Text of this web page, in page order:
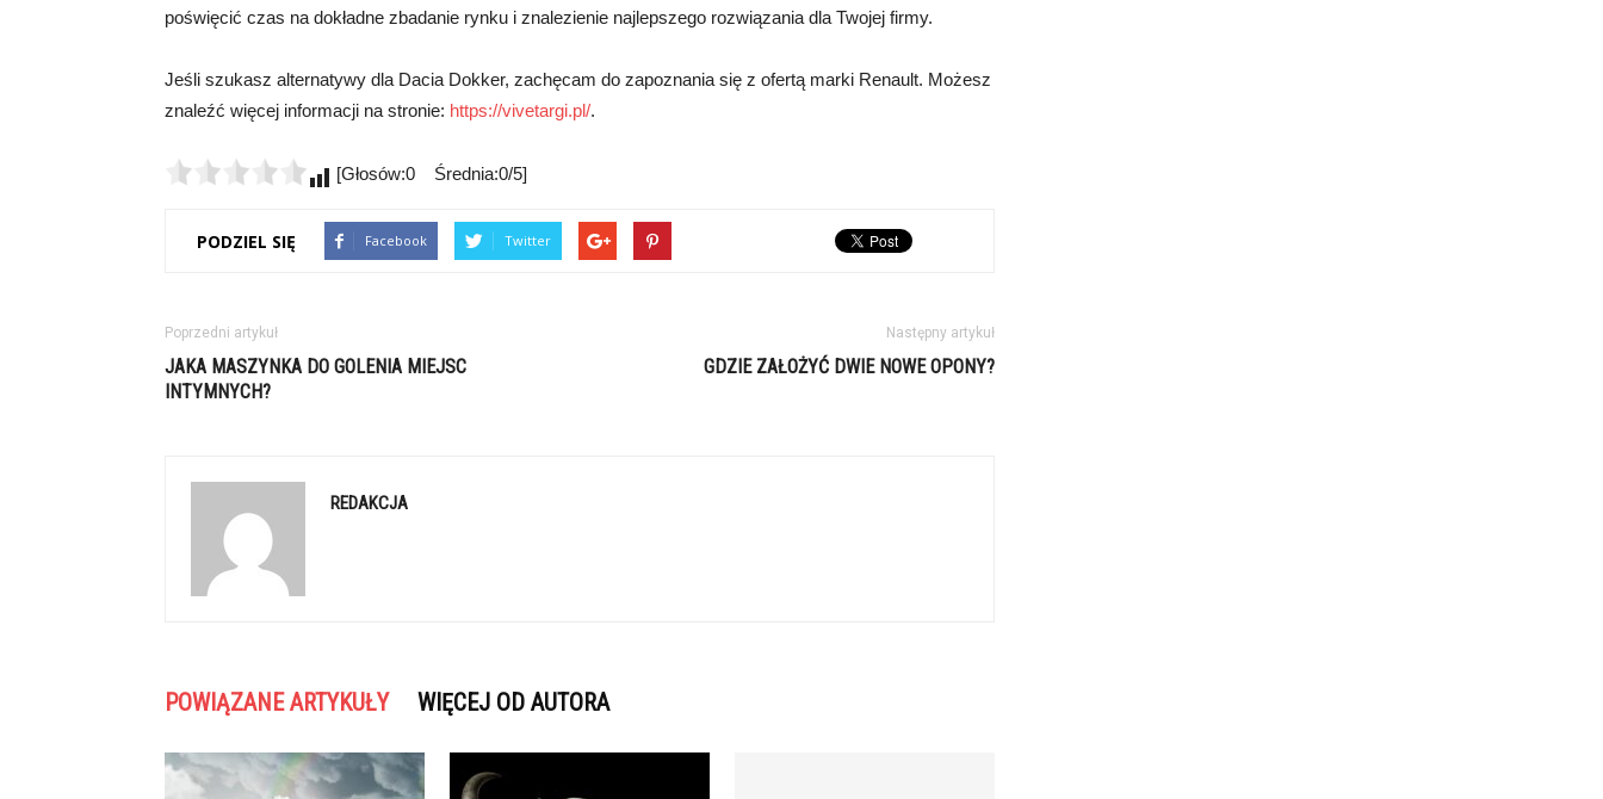
poświęcić czas na dokładne zbadanie rynku i znalezienie najlepszego rozwiązania dla Twojej firmy.
Jeśli szukasz alternatywy dla Dacia Dokker, zachęcam do zapoznania się z ofertą marki Renault. Możesz
znaleźć więcej informacji na stronie: https://vivetargi.pl/.
[Głosów:0 Średnia:0/5]
PODZIEL SIĘ Facebook Twitter
Poprzedni artykuł
JAKA MASZYNKA DO GOLENIA MIEJSC
INTYMNYCH?
Następny artykuł
GDZIE ZAŁOŻYĆ DWIE NOWE OPONY?
REDAKCJA
POWIĄZANE ARTYKUŁY WIĘCEJ OD AUTORA